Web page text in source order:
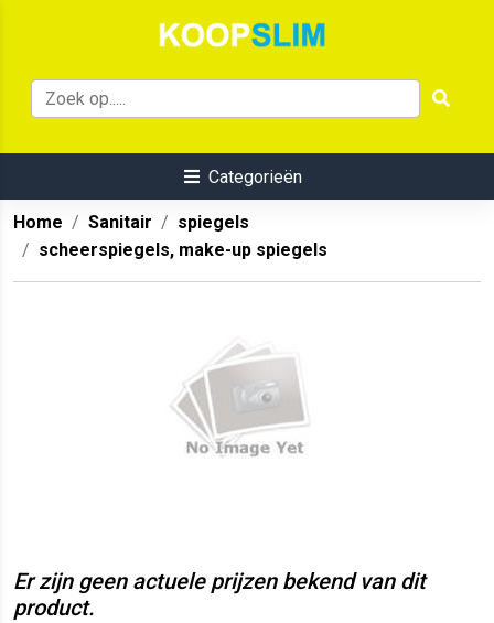
Categorieën
Home Sanitair
spiegels
scheerspiegels, make-up spiegels
Er zijn geen actuele prijzen bekend van dit
product.